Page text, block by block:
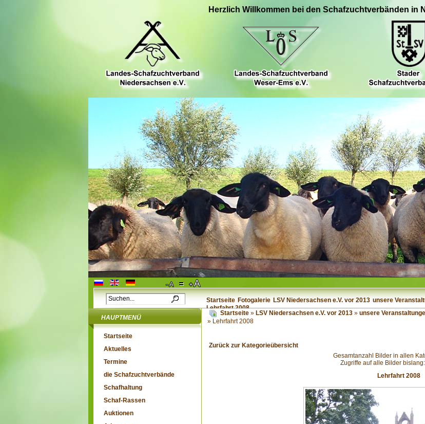
Herzlich Willkommen bei den Schafzuchtverbänden in
Startseite Fotogalerie LSV Niedersachsen e.V. vor 2013 unsere
Lehrfahrt 2008
HAUPTMENÜ
Startseite
Aktuelles
Termine
die Schafzuchtverbände
Schafhaltung
Schaf-Rassen
Auktionen
Startseite » LSV Niedersachsen e.V. vor 2013 » unsere
» Lehrfahrt 2008
Zurück zur Kategorieübersicht
Gesamtanzahl Bilder in allen
Zugriffe auf alle Bilder
Lehrfahrt 2008